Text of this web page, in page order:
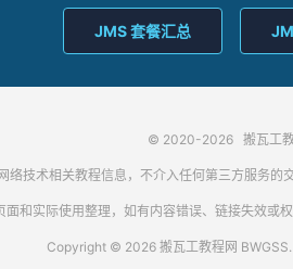
JMS 套餐汇总
© 2020-2026 搬瓦工
技术相关教程信息，不介入任何第三方服务的
和实际使用整理，如有内容错误、链接失效或
Copyright © 2026 搬瓦工教程网